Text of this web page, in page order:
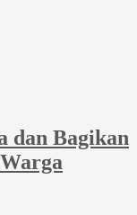
dan Bagikan